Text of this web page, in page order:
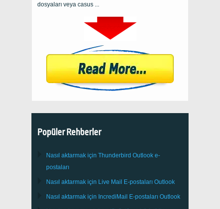
dosyaları veya casus ...
Popüler Rehberler
Nasıl aktarmak için Thunderbird Outlook e-
postaları
Nasıl aktarmak için Live Mail E-postaları Outlook
Nasıl aktarmak için IncrediMail E-postaları Outlook